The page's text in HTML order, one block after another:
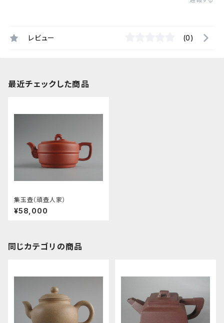
レビュー (0)
最近チェックした商品
集玉壺（頑壺人家）
¥58,000
同じカテゴリの商品